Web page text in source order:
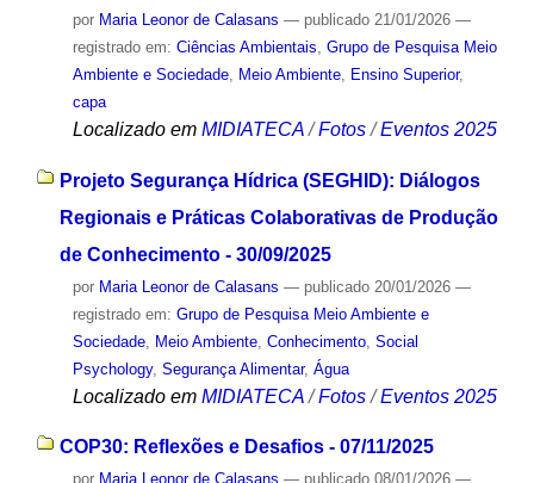
por Maria Leonor de Calasans — publicado21/01/2026 —
registrado em: Ciências Ambientais, Grupo de Pesquisa Meio
Ambiente e Sociedade, Meio Ambiente, Ensino Superior,
capa
Localizado em MIDIATECA /Fotos /Eventos 2025
Projeto Segurança Hídrica (SEGHID): Diálogos
Regionais e Práticas Colaborativas de Produção
de Conhecimento - 30/09/2025
por Maria Leonor de Calasans — publicado20/01/2026 —
registrado em: Grupo de Pesquisa Meio Ambiente e
Sociedade, Meio Ambiente, Conhecimento, Social
Psychology, Segurança Alimentar, Água
Localizado em MIDIATECA /Fotos /Eventos 2025
COP30: Reflexões e Desafios - 07/11/2025
por Maria Leonor de Calasans — publicado08/01/2026 —